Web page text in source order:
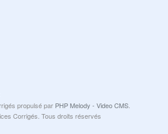
propulsé par PHP Melody - Video CMS
Corrigés. Tous droits réservés